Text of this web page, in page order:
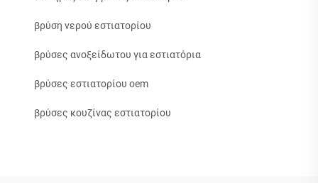
βρύση νερού εστιατορίου
βρύσες ανοξείδωτου για εστιατόρια
βρύσες εστιατορίου oem
βρύσες κουζίνας εστιατορίου